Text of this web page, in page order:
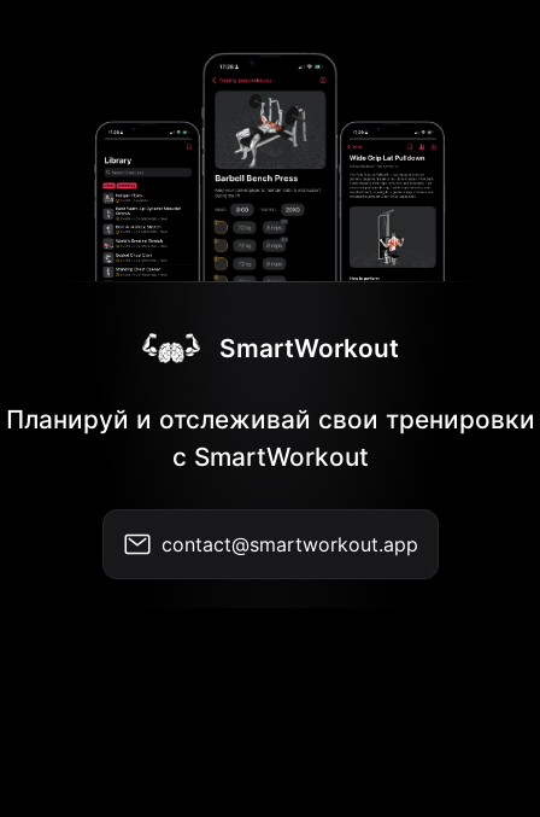
SmartWorkout
Планируй и отслеживай свои тренировки
с SmartWorkout
contact@smartworkout.app